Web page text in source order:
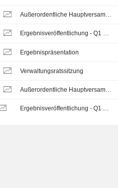
Ergebnispräsentation
Verwaltungsratssitzung